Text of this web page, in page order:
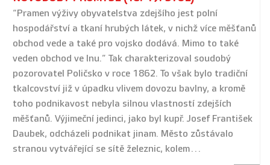
“Pramen výživy obyvatelstva zdejšího jest polní
hospodářství a tkaní hrubých látek, v nichž více měšťanů
obchod vede a také pro vojsko dodává. Mimo to také
veden obchod ve lnu.” Tak charakterizoval soudobý
pozorovatel Poličsko v roce 1862. To však bylo tradiční
tkalcovství již v úpadku vlivem dovozu bavlny, a kromě
toho podnikavost nebyla silnou vlastností zdejších
měšťanů. Výjimeční jedinci, jako byl kupř. Josef František
Daubek, odcházeli podnikat jinam. Město zůstávalo
stranou vytvářející se sítě železnic, kolem…